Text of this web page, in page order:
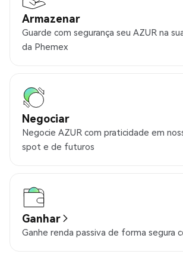
Armazenar
Guarde com segurança seu AZUR na
da Phemex
Negociar
Negocie AZUR com praticidade em
spot e de futuros
Ganhar
Ganhe renda passiva de forma segura